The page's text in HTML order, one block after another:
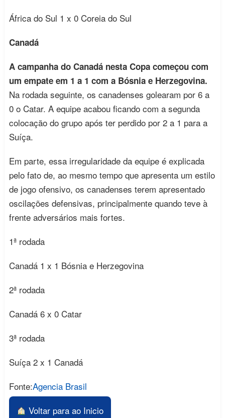
África do Sul 1 x 0 Coreia do Sul
Canadá
A campanha do Canadá nesta Copa começou com
um empate em 1 a 1 com a Bósnia e Herzegovina.
Na rodada seguinte, os canadenses golearam por 6 a
0 o Catar. A equipe acabou ficando com a segunda
colocação do grupo após ter perdido por 2 a 1 para a
Suíça.
Em parte, essa irregularidade da equipe é explicada
pelo fato de, ao mesmo tempo que apresenta um estilo
de jogo ofensivo, os canadenses terem apresentado
oscilações defensivas, principalmente quando teve à
frente adversários mais fortes.
1ª rodada
Canadá 1 x 1 Bósnia e Herzegovina
2ª rodada
Canadá 6 x 0 Catar
3ª rodada
Suíça 2 x 1 Canadá
Fonte:Agencia Brasil
Voltar para ao Inicio